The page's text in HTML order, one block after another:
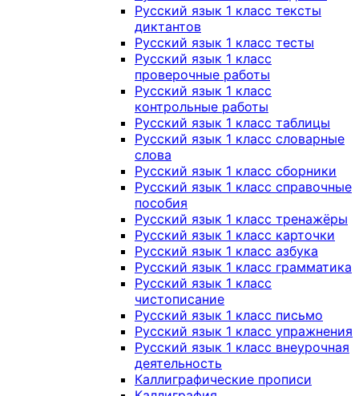
Русский язык 1 класс тексты
диктантов
Русский язык 1 класс тесты
Русский язык 1 класс
проверочные работы
Русский язык 1 класс
контрольные работы
Русский язык 1 класс таблицы
Русский язык 1 класс словарные
слова
Русский язык 1 класс сборники
Русский язык 1 класс справочные
пособия
Русский язык 1 класс тренажёры
Русский язык 1 класс карточки
Русский язык 1 класс азбука
Русский язык 1 класс грамматика
Русский язык 1 класс
чистописание
Русский язык 1 класс письмо
Русский язык 1 класс упражнения
Русский язык 1 класс внеурочная
деятельность
Каллиграфические прописи